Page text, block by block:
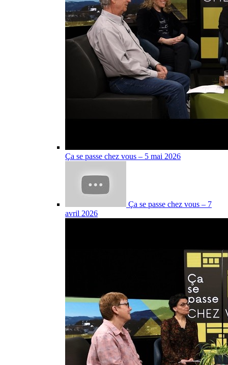
Ça se passe chez vous – 5 mai 2026
Ça se passe chez vous – 7
avril 2026